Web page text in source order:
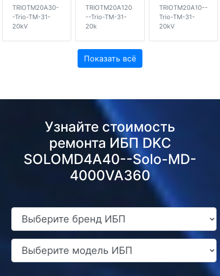
TRIOTM20A30-
-Trio-TM-31-
20kV
TRIOTM20A120
--Trio-TM-31-
20k
TRIOTM20A10--
Trio-TM-31-
20kV
Показать всё
Узнайте стоимость
ремонта ИБП DKC
SOLOMD4A40--Solo-MD-
4000VA360